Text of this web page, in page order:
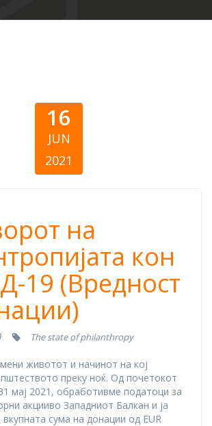
16
JUN
2021
на
19
на
на
кон
19 (Вредност
The state of philanthropy
животот и начинот на кој
преку ноќ. Од почетокот
мај 2021, обработивме податоци за
акцииво Западниот Балкан и ја
сума на донации од EUR